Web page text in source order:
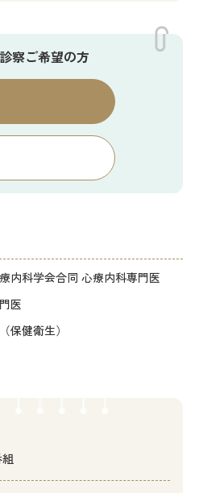
内科学会合同 心療内科専門医
医
保健衛生）
診察ご希望の方